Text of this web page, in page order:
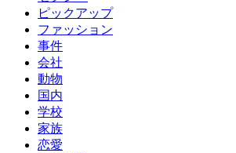
ピックアップ
ファッション
事件
会社
動物
国内
学校
家族
恋愛